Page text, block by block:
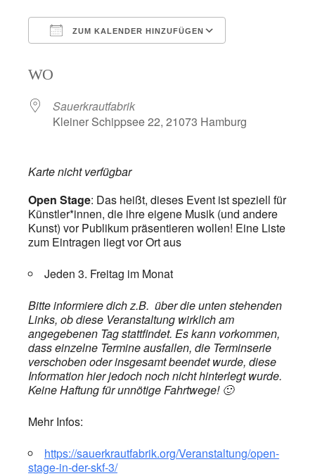
ZUM KALENDER HINZUFÜGEN
WO
Sauerkrautfabrik
Kleiner Schippsee 22, 21073 Hamburg
Karte nicht verfügbar
Open Stage: Das heißt, dieses Event ist speziell für
Künstler*innen, die ihre eigene Musik (und andere
Kunst) vor Publikum präsentieren wollen! Eine Liste
zum Eintragen liegt vor Ort aus
Jeden 3. Freitag im Monat
Bitte informiere dich z.B. über die unten stehenden
Links, ob diese Veranstaltung wirklich am
angegebenen Tag stattfindet. Es kann vorkommen,
dass einzelne Termine ausfallen, die Terminserie
verschoben oder insgesamt beendet wurde, diese
Information hier jedoch noch nicht hinterlegt wurde.
Keine Haftung für unnötige Fahrtwege! 🙂
Mehr Infos:
https://sauerkrautfabrik.org/Veranstaltung/open-
stage-in-der-skf-3/